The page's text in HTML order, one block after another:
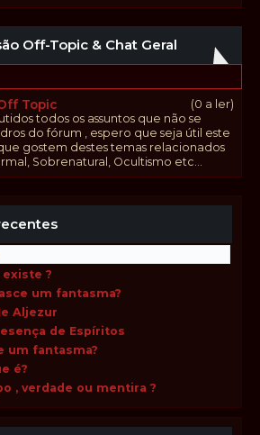
Off-Topic & Chat Geral
Topic
(0 a ler)
todos os assuntos que não se
do fórum , espero que seja útil este
gostem destes temas relacionados
Sobrenatural, Ocultismo etc...
existe ?
um fantasma?
Aljezur
de Espíritos
um fantasma?
é?
, verdade ou mentira ?